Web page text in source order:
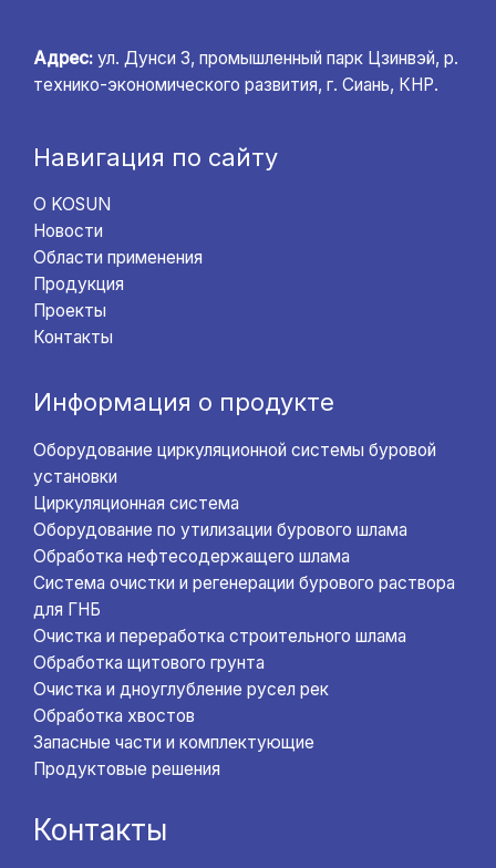
Адрес: ул. Дунси 3, промышленный парк Цзинвэй, р.
технико-экономического развития, г. Сиань, КНР.
Навигация по сайту
О KOSUN
Новости
Области применения
Продукция
Проекты
Контакты
Информация о продукте
Оборудование циркуляционной системы буровой
установки
Циркуляционная система
Оборудование по утилизации бурового шлама
Обработка нефтесодержащего шлама
Система очистки и регенерации бурового раствора
для ГНБ
Очистка и переработка строительного шлама
Обработка щитового грунта
Очистка и дноуглубление русел рек
Обработка хвостов
Запасные части и комплектующие
Продуктовые решения
Контакты